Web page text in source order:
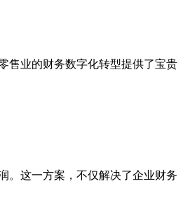
售业的财务数字化转型提供了宝贵
。这一方案，不仅解决了企业财务